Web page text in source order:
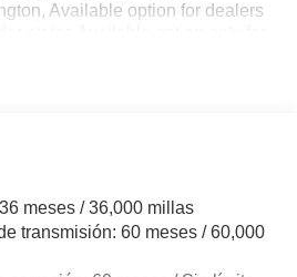
Available option for dealers
order types for dealers located
non-California emissions
Nebraska, South Carolina and
Wheel Drive
meses / 36,000 millas
transmisión: 60 meses / 60,000